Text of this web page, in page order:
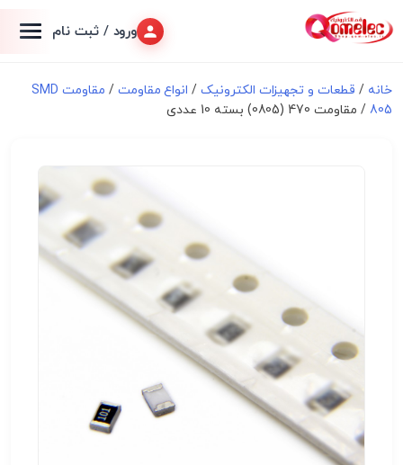
ورود / ثبت نام
خانه / قطعات و تجهیزات الکترونیک/ انواع مقاومت /
مقاومت SMD
805 / مقاومت 470 (0805) بسته 10 عددی